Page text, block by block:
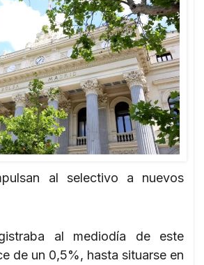
al selectivo a nuevos
al mediodía de este
de un 0,5%, hasta situarse en